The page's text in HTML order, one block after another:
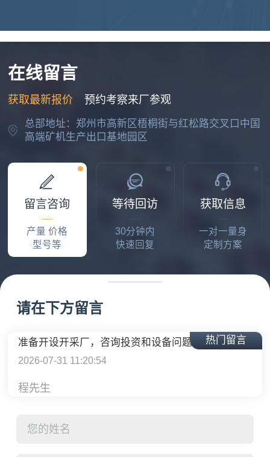
在线留言
获取最新报价 预约考察来厂参观
总部地址：郑州市高新区梧桐街与红松路交叉口中国
高端矿机生产出口基地园区
留言咨询
产量 价格
型号等
等待回访
30分钟内
快速回复
获取信息
一对一量身
定制方案
请在下方留言
热门留言
你们厂在哪里，想买一台洗砂机
咨询一下大型石子粉碎机的价格
2026-07-27 20:42:29
我要处理废建筑垃圾
2026-07-29 21:57:29
张老板
建条300吨破碎生产线需要多少费用
2026-07-30 14:31:21
准备开设开采厂，咨询投资和设备问题
2026-07-31 11:20:54
程先生
一整套制砂生产线设备多少钱，有设计方案吗
2026-08-03 15:59:58